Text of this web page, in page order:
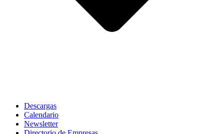
Descargas
Calendario
Newsletter